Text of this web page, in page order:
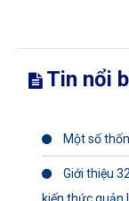
Tin nổi
Một số
Giới thiệu
kiến thức quản